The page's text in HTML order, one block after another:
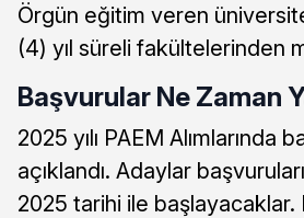
Örgün eğitim veren
(4) yıl süreli fakültelerinden
Başvurular Ne Zaman
2025 yılı PAEM Alımlarında
açıklandı. Adaylar
2025 tarihi ile başlayacaklar.